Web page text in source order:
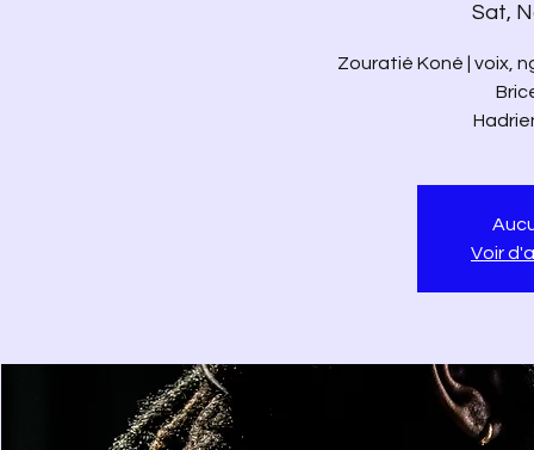
Sat,
Zouratié Koné | voix,
Voir